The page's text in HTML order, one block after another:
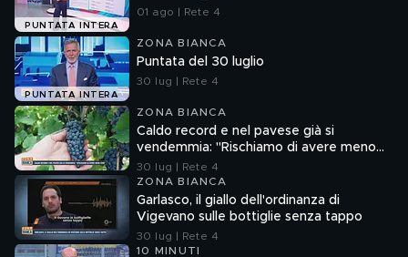
PUNTATA INTERA
01 ago | Rete 4
PUNTATA INTERA
ZONA BIANCA
Puntata del 30 luglio
30 lug | Rete 4
ZONA BIANCA
Caldo record e nel pavese già si
vendemmia: "Rischiamo di avere meno
vino"
30 lug | Rete 4
ZONA BIANCA
Garlasco, il giallo dell'ordinanza di
Vigevano sulle bottiglie senza tappo
30 lug | Rete 4
10 MINUTI